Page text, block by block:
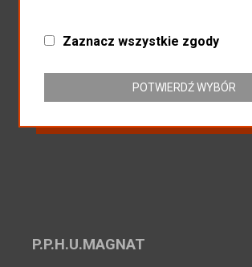
P.P.H.U.MAGNAT
Zaznacz wszystkie zgody
POTWIERDŹ WYBÓR